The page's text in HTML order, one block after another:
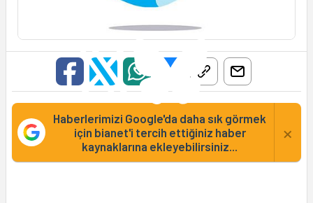
Haberlerimizi Google'da daha sık görmek
için bianet'i tercih ettiğiniz haber
kaynaklarına ekleyebilirsiniz...
×